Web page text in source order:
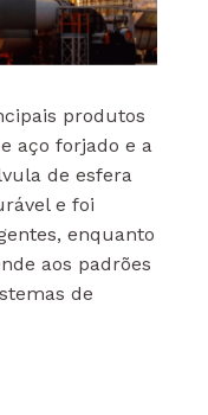
produtos
aço forjado e a
de esfera
e foi
enquanto
aos padrões
de